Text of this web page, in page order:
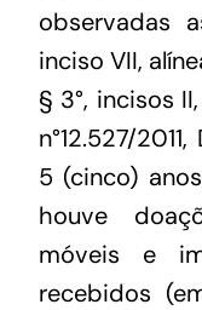
observadas
inciso VII,
§ 3°, incisos
n°12.527/
5 (cinco)
houve
móveis e
recebidos